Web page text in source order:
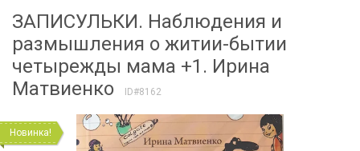
ЗАПИСУЛЬКИ. Наблюдения и
размышления о житии-бытии
четырежды мама +1. Ирина
Матвиенко
ID#8162
Новинка!